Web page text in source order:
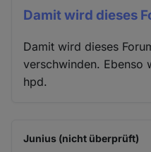
Damit wird dieses
Damit wird dieses
verschwinden. Ebenso
hpd.
Junius (nicht überprüft)